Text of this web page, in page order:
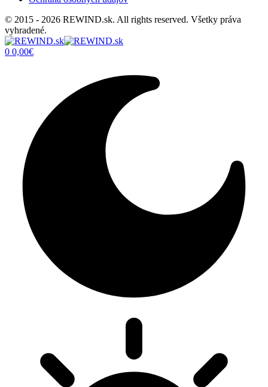
© 2015 - 2026 REWIND.sk. All rights reserved. Všetky práva
vyhradené.
0 0,00€